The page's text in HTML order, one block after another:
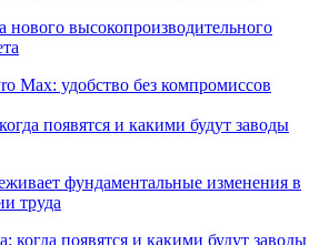
нового высокопроизводительного
появятся и какими будут заводы
фундаментальные изменения в
труда